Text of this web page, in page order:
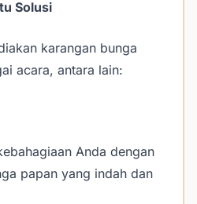
Solusi
karangan bunga
acara, antara lain:
Anda dengan
papan yang indah dan